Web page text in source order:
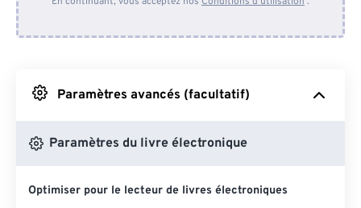
Depuis Google Drive
Depuis OneDrive
Depuis l'URL
Paramètres avancés (facultatif)
Paramètres du livre électronique
Optimiser pour le lecteur de livres électroniques